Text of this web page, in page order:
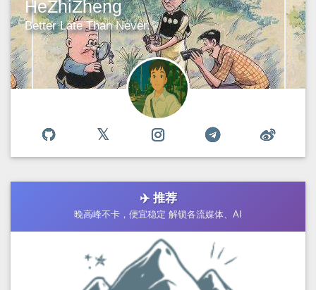
HeZhiZheng
Better Late Than Never.
✈️ 推荐
晚高峰不卡，便宜稳定 解锁各流媒体、AI